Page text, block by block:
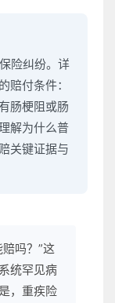
险纠纷。详
赔付条件：
肠梗阻或肠
解为什么普
关键证据与
吗？”这
统罕见病
，重疾险